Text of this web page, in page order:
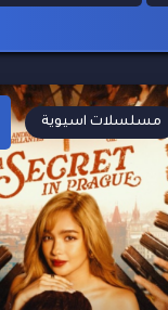
مسلسلات اسيوية